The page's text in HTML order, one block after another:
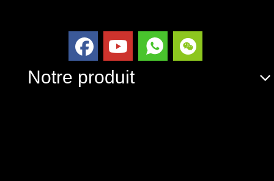
Notre produit